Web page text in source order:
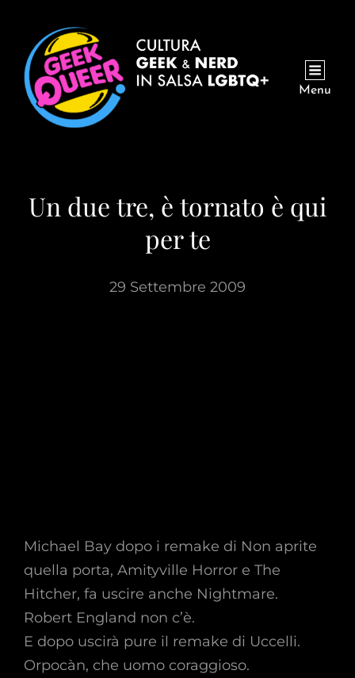
Menu
Un due tre, è tornato è qui
per te
29 Settembre 2009
Michael Bay dopo i remake di Non aprite
quella porta, Amityville Horror e The
Hitcher, fa uscire anche Nightmare.
Robert England non c’è.
E dopo uscirà pure il remake di Uccelli.
Orpocàn, che uomo coraggioso.